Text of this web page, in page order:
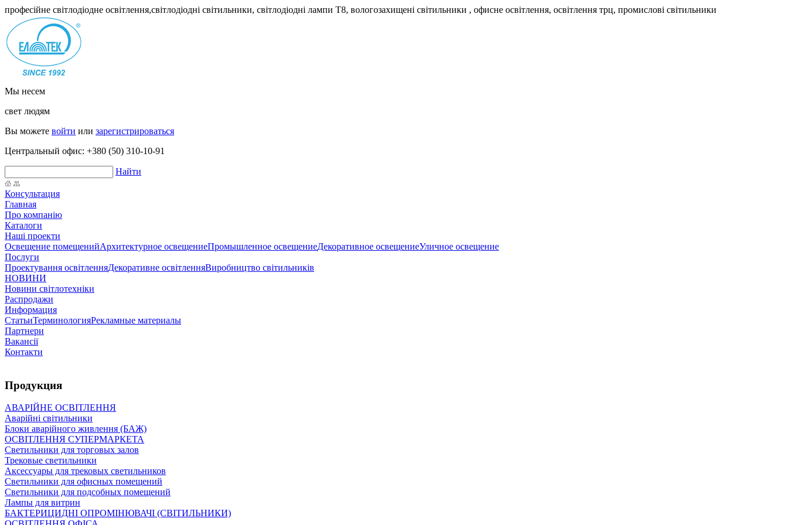
професійне світлодіодне освітлення,світлодіодні світильники, світлодіодні лампи Т8, вологозахищені світильники , офисне освітлення, освітлення трц, промислові світильники
Мы несем
свет людям
Вы можете войти или зарегистрироваться
Центральный офис: +380 (50) 310-10-91
Найти
Консультация
Главная
Про компанію
Каталоги
Наші проекти
Освещение помещенийАрхитектурное освещениеПромышленное освещениеДекоративное освещениеУличное освещение
Послуги
Проектування освітленняДекоративне освітленняВиробництво світильників
НОВИНИ
Новини світлотехніки
Распродажи
Информация
СтатьиТерминологияРекламные материалы
Партнери
Вакансії
Контакти
Продукция
АВАРІЙНЕ ОСВІТЛЕННЯ
Аварійні світильники
Блоки аварійного живлення (БАЖ)
ОСВІТЛЕННЯ СУПЕРМАРКЕТА
Светильники для торговых залов
Трековые светильники
Аксессуары для трековых светильников
Светильники для офисных помещений
Светильники для подсобных помещений
Лампы для витрин
БАКТЕРИЦИДНІ ОПРОМІНЮВАЧІ (СВІТИЛЬНИКИ)